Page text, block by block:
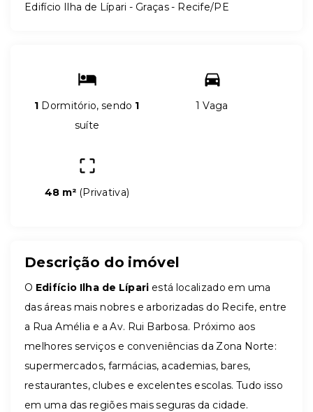
Edifício Ilha de Lípari - Graças - Recife/PE
1 Dormitório, sendo 1
suíte
1 Vaga
48 m² (Privativa)
Descrição do imóvel
O Edifício Ilha de Lípari está localizado em uma
das áreas mais nobres e arborizadas do Recife, entre
a Rua Amélia e a Av. Rui Barbosa. Próximo aos
melhores serviços e conveniências da Zona Norte:
supermercados, farmácias, academias, bares,
restaurantes, clubes e excelentes escolas. Tudo isso
em uma das regiões mais seguras da cidade.